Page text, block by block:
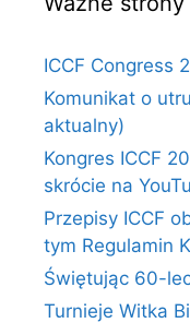
ICCF Congress
Komunikat o
aktualny)
Kongres ICCF
skrócie na
Przepisy ICCF
tym Regulamin
Świętując 60-
Turnieje Witka